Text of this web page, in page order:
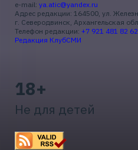
e-mail: ya.atic@yandex.ru
Адрес редакции: 164500, ул.
г. Северодвинск, Архангельская
Телефон редакции: +7 921 481 82 62
Редакция КлубСМИ
18+
Не для детей